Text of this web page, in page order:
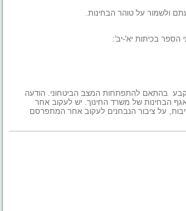
בהתאם להתפתחות המצב הביטחוני. הודעה
הבחינות של משרד החינוך. יש לעקוב אחר
על ציבור הנבחנים לעקוב אחר המתפרסם